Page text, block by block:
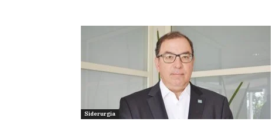
Siderurgia